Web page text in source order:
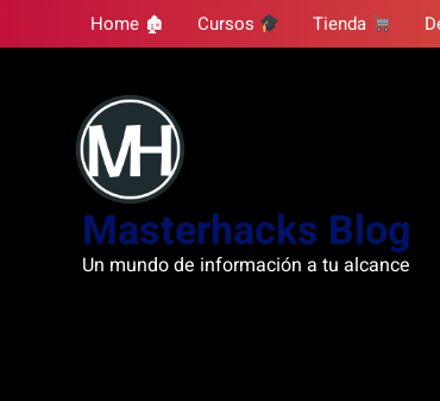
to
Home 🏚 Cursos Tienda
Masterhacks Blog
Un mundo de información a tu alcance